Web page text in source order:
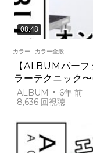
08:48
カラー カラー全般
【ALBUMパー
ラーテクニック
ALBUM
6年 前
8,636